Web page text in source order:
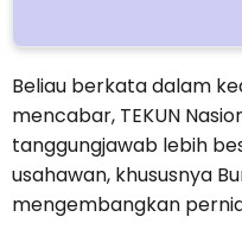
Beliau berkata dalam
mencabar, TEKUN
tanggungjawab lebih
usahawan, khususnya
mengembangkan